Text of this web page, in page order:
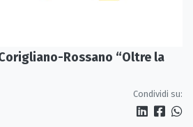
Rossano “Oltre la
Condividi su: